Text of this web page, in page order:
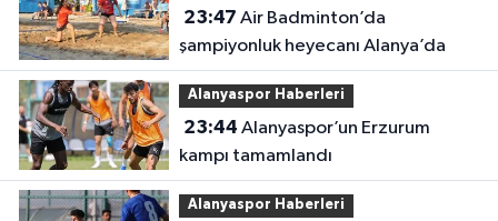
23:47
şampiyonluk heyecanı Alanya’da
Alanyaspor Haberleri
23:44
kampı tamamlandı
Alanyaspor Haberleri